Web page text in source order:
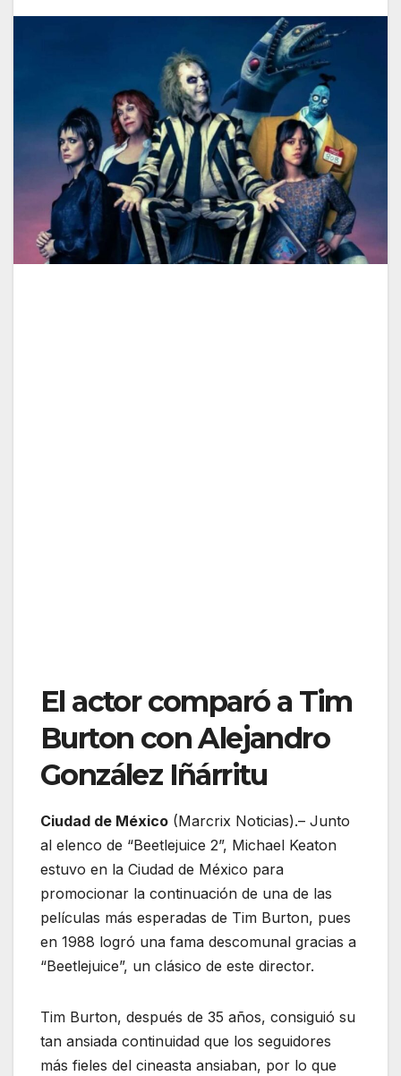
El actor comparó a Tim
Burton con Alejandro
González Iñárritu
Ciudad de México (Marcrix Noticias).– Junto
al elenco de “Beetlejuice 2”, Michael Keaton
estuvo en la Ciudad de México para
promocionar la continuación de una de las
películas más esperadas de Tim Burton, pues
en 1988 logró una fama descomunal gracias a
“Beetlejuice”, un clásico de este director.
Tim Burton, después de 35 años, consiguió su
tan ansiada continuidad que los seguidores
más fieles del cineasta ansiaban, por lo que